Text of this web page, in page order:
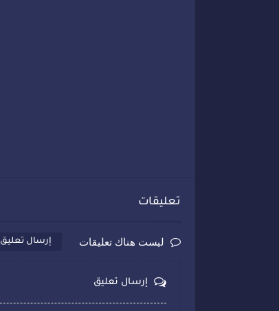
تعليقات
ليست هناك تعليقات إرسال تعليق
إرسال تعليق